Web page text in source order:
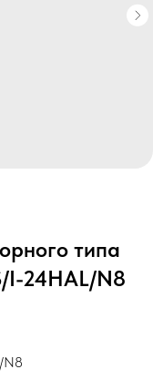
типа
I-24HAL/N8
N8